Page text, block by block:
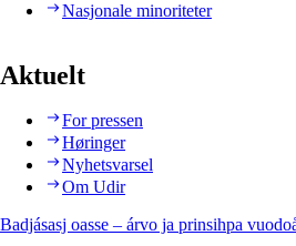
Nasjonale minoriteter
Aktuelt
For pressen
Høringer
Nyhetsvarsel
Om Udir
Badjásasj oasse – árvo ja prinsihpa